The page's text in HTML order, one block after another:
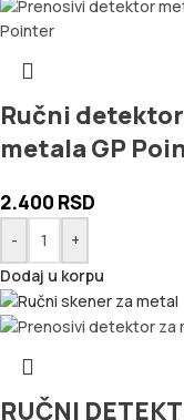
Ručni detektor
metala GP
2.400 RSD
-
+
Dodaj u korpu
RUČNI